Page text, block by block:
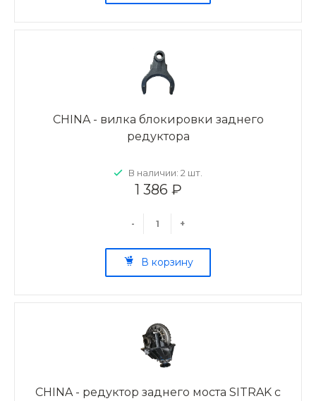
CHINA - вилка блокировки заднего
редуктора
В наличии: 2 шт.
1 386 ₽
- +
В корзину
CHINA - редуктор заднего моста SITRAK с